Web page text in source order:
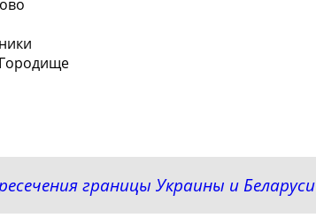
границы Украины и Беларуси